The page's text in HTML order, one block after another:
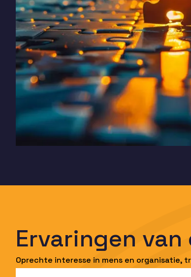
Ervaringen
Oprechte interesse in mens en organisatie,